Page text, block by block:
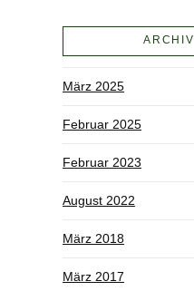
ARCHIV
März 2025
Februar 2025
Februar 2023
August 2022
März 2018
März 2017